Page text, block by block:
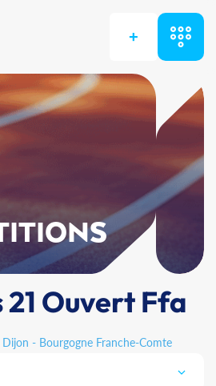
+
21 Ouvert Ffa
- Bourgogne Franche-Comte